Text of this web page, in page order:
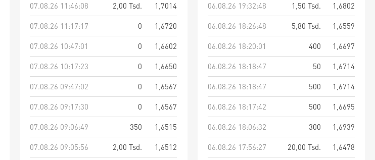
07.08.26 11:46:08
2,00 Tsd.
1,7014
07.08.26 11:17:17
0
1,6720
07.08.26 10:47:01
0
1,6602
07.08.26 10:17:23
0
1,6650
07.08.26 09:47:02
0
1,6567
07.08.26 09:17:30
0
1,6567
07.08.26 09:06:49
350
1,6515
07.08.26 09:05:56
2,00 Tsd.
1,6512
06.08.26 19:32:48
1,50 Tsd.
1,6802
06.08.26 18:26:48
5,80 Tsd.
1,6559
06.08.26 18:20:01
400
1,6697
06.08.26 18:18:47
50
1,6714
06.08.26 18:18:47
500
1,6714
06.08.26 18:17:42
500
1,6695
06.08.26 18:06:32
300
1,6939
06.08.26 17:56:27
20,00 Tsd.
1,6478